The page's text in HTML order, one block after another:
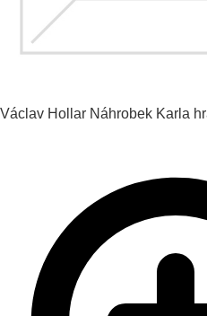
Václav Hollar Náhrobek Karla